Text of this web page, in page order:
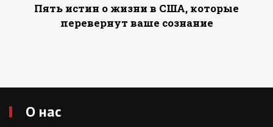
Пять истин о жизни в США, которые
перевернут ваше сознание
О нас